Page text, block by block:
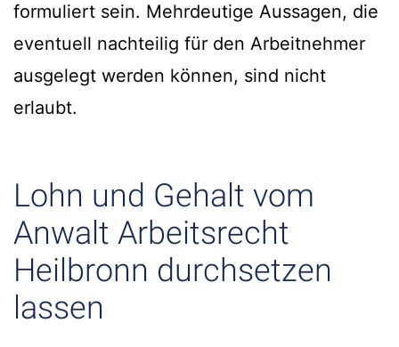
formuliert sein. Mehrdeutige Aussagen, die
eventuell nachteilig für den Arbeitnehmer
ausgelegt werden können, sind nicht
erlaubt.
Lohn und Gehalt vom
Anwalt Arbeitsrecht
Heilbronn durchsetzen
lassen